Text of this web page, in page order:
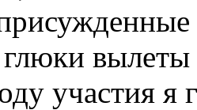
глюки
участия я